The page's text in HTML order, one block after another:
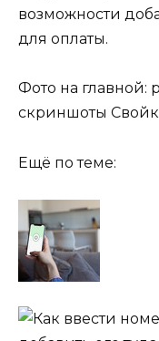
возможности
для оплаты.
Фото на главной:
скриншоты
Ещё по теме: